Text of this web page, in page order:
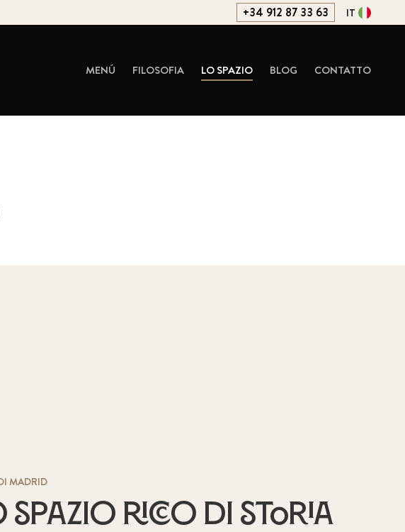
+34 912 87 33 63 IT
MENÚ FILOSOFIA LO SPAZIO BLOG CONTATTO
MADRID
spazio ricco di storia